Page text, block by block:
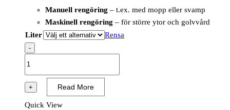
Manuell rengöring – t.ex. med mopp eller svamp
Maskinell rengöring – för större ytor och golvvård
Liter
Rensa
-
Natur
Grovrengöringsmedel,
+ Read More
Quick View